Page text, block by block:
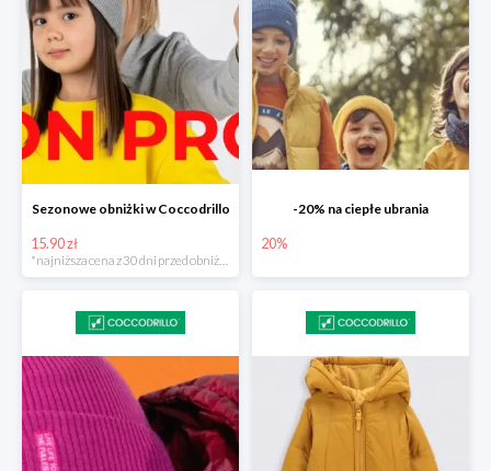
Sezonowe obniżki w Coccodrillo
15.90 zł
-20% na ciepłe ubrania
20%